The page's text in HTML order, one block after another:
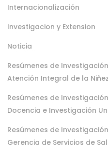
Internacionalización
Investigacion y Extension
Noticia
Resúmenes de
Atención Integral de la
Resúmenes de
Docencia e Investigación
Resúmenes de
Gerencia de Servicios de